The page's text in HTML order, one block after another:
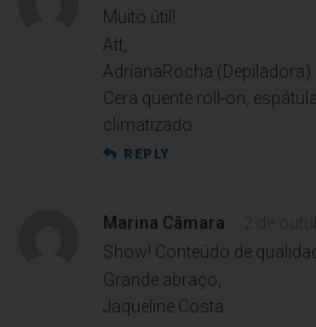
Muito útil!
Att,
AdrianaRocha (Depiladora)
Cera quente roll-on,
climatizado
REPLY
Marina Câmara
Show! Conteúdo de
Grande abraço,
Jaqueline Costa